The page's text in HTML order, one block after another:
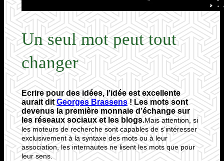
Un seul mot peut tout
changer
Ecrire pour des idées, l’idée est excellente
aurait ditGeorges Brassens! Les mots sont
devenus la première monnaie d’échange sur
les réseaux sociaux et les blogs.Mais attention, si
les moteurs de recherche sont capables de s’intéresser
exclusivement à la syntaxe des mots ou à leur
association, les internautes ne lisent les mots que pour
leur sens.